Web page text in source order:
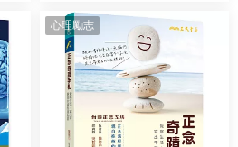
心理勵志